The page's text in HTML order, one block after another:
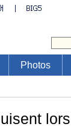
Photos